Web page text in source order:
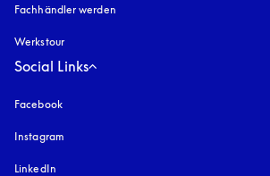
Fachhändler werden
Werkstour
Social Links
Facebook
Instagram
LinkedIn